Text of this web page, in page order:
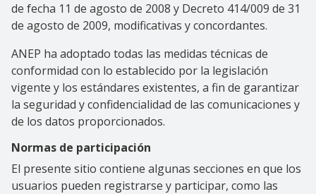
de fecha 11 de agosto de 2008 y Decreto 414/009 de 31
de agosto de 2009, modificativas y concordantes.
ANEP ha adoptado todas las medidas técnicas de
conformidad con lo establecido por la legislación
vigente y los estándares existentes, a fin de garantizar
la seguridad y confidencialidad de las comunicaciones y
de los datos proporcionados.
Normas de participación
El presente sitio contiene algunas secciones en que los
usuarios pueden registrarse y participar, como las